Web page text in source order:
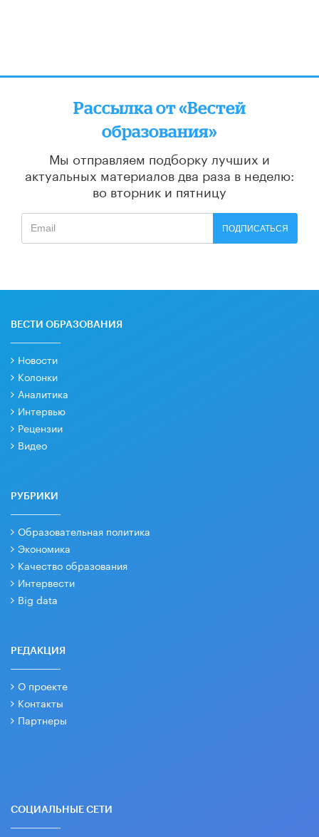
Рассылка от «Вестей
образования»
Мы отправляем подборку лучших и
актуальных материалов два раза в неделю:
во вторник и пятницу
ПОДПИСАТЬСЯ
ВЕСТИ ОБРАЗОВАНИЯ
Новости
Колонки
Аналитика
Интервью
Рецензии
Видео
РУБРИКИ
Образовательная политика
Экономика
Качество образования
Интервести
Big data
РЕДАКЦИЯ
О проекте
Контакты
Партнеры
СОЦИАЛЬНЫЕ СЕТИ